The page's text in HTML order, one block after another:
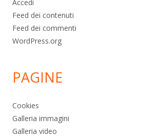
Accedi
Feed dei contenuti
Feed dei commenti
WordPress.org
PAGINE
Cookies
Galleria immagini
Galleria video